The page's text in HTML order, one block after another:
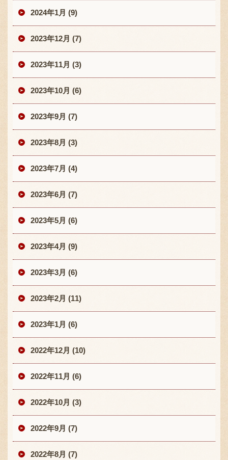
2024年1月 (9)
2023年12月 (7)
2023年11月 (3)
2023年10月 (6)
2023年9月 (7)
2023年8月 (3)
2023年7月 (4)
2023年6月 (7)
2023年5月 (6)
2023年4月 (9)
2023年3月 (6)
2023年2月 (11)
2023年1月 (6)
2022年12月 (10)
2022年11月 (6)
2022年10月 (3)
2022年9月 (7)
2022年8月 (7)